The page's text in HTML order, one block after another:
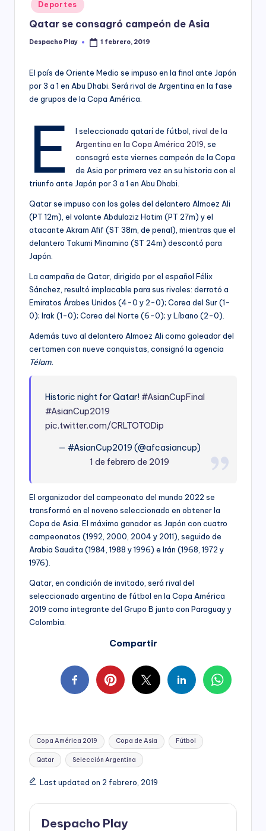
y
in
Deportes
Qatar se consagró campeón de Asia
Posted
Despacho Play 1 febrero, 2019
El país de Oriente Medio se impuso en la final ante Japón
por 3 a 1 en Abu Dhabi. Será rival de Argentina en la fase
de grupos de la Copa América.
E l seleccionado qatarí de fútbol, rival de la
Argentina en la Copa América 2019, se
consagró este viernes campeón de la Copa
de Asia por primera vez en su historia con el
triunfo ante Japón por 3 a 1 en Abu Dhabi.
Qatar se impuso con los goles del delantero Almoez Ali
(PT 12m), el volante Abdulaziz Hatim (PT 27m) y el
atacante Akram Afif (ST 38m, de penal), mientras que el
delantero Takumi Minamino (ST 24m) descontó para
Japón.
La campaña de Qatar, dirigido por el español Félix
Sánchez, resultó implacable para sus rivales: derrotó a
Emiratos Árabes Unidos (4-0 y 2-0); Corea del Sur (1-
0); Irak (1-0); Corea del Norte (6-0); y Líbano (2-0).
Además tuvo al delantero Almoez Ali como goleador del
certamen con nueve conquistas, consignó la agencia
Télam.
Historic night for Qatar!#AsianCupFinal
#AsianCup2019
pic.twitter.com/CRLTOTODip
— #AsianCup2019 (@afcasiancup)
1 de febrero de 2019
El organizador del campeonato del mundo 2022 se
transformó en el noveno seleccionado en obtener la
Copa de Asia. El máximo ganador es Japón con cuatro
campeonatos (1992, 2000, 2004 y 2011), seguido de
Arabia Saudita (1984, 1988 y 1996) e Irán (1968, 1972 y
1976).
Qatar, en condición de invitado, será rival del
seleccionado argentino de fútbol en la Copa América
2019 como integrante del Grupo B junto con Paraguay y
Colombia.
Compartir
Tags:
Copa América 2019 Copa de Asia Fútbol
Qatar Selección Argentina
Last updated on 2 febrero, 2019
Despacho Play